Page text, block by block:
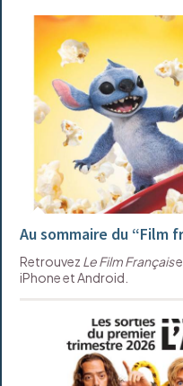
Au sommaire du “Film
Retrouvez Le Film Français
iPhone et Android.